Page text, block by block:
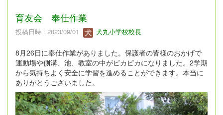
育友会 奉仕作業
投稿日時 : 2023/09/01 犬丸小学校校長
8月26日に奉仕作業がありました。保護者の皆様のおかげで
運動場や側溝、池、教室の中がピカピカになりました。2学期
から気持ちよく安全に学習を進めることができます。本当に
ありがとうございました。